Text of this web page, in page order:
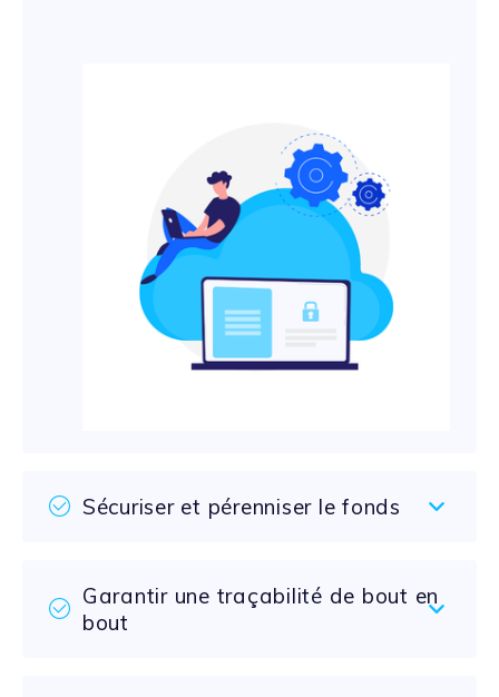
Sécuriser et pérenniser le fonds
Garantir une traçabilité de bout en
bout